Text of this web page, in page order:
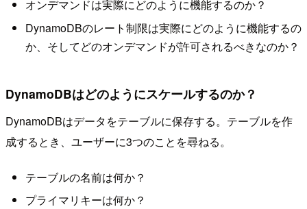
オンデマンドは実際にどのように機能するのか？
DynamoDBのレート制限は実際にどのように機能するの
か、そしてどのオンデマンドが許可されるべきなのか？
DynamoDBはどのようにスケールするのか？
DynamoDBはデータをテーブルに保存する。テーブルを作
成するとき、ユーザーに3つのことを尋ねる。
テーブルの名前は何か？
プライマリキーは何か？